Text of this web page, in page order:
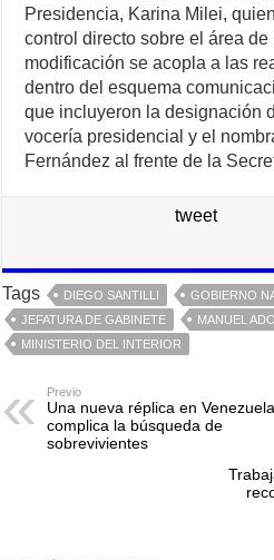
Presidencia, Karina Milei,
control directo sobre el área de
modificación se acopla a las
dentro del esquema
que incluyeron la designación
vocería presidencial y el
Fernández al frente de la
tweet
Tags DIEGO SANTILLI GOBIERNO
JEFATURA DE GABINETE
MANUEL
MINISTERIO DEL INTERIOR
Previo
Una nueva réplica en Venezuela
complica la búsqueda de
sobrevivientes